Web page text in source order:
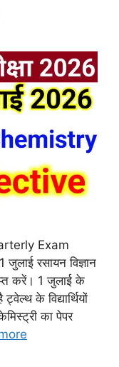
Exam
रसायन विज्ञान
करें। 1 जुलाई के
के विद्यार्थियों
का पेपर